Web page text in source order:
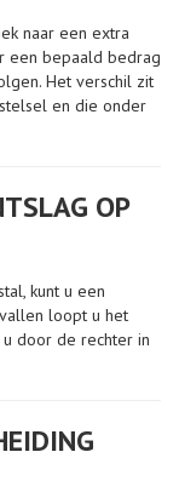
naar een extra
een bepaald bedrag
Het verschil zit
en die onder
OP
kunt u een
loopt u het
door de rechter in